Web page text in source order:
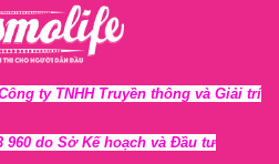
ty TNHH Truyền thông và Giải trí
960 do Sở Kế hoạch và Đầu tư